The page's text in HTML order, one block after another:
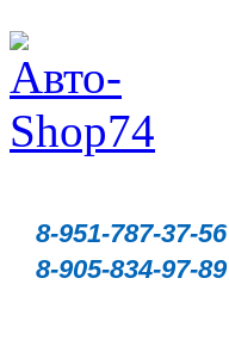
8-951-787-37-56
8-905-834-97-89